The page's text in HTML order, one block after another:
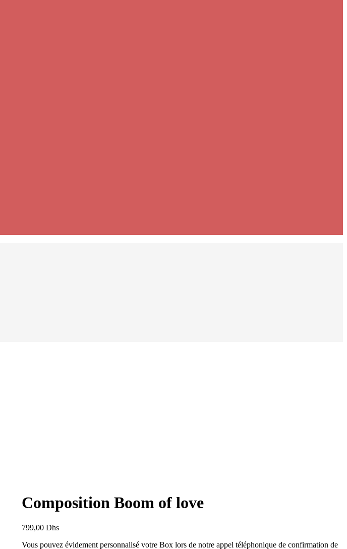
Composition Boom of love
799,00 Dhs
Vous pouvez évidement personnalisé votre Box lors de notre appel téléphonique de confirmation de